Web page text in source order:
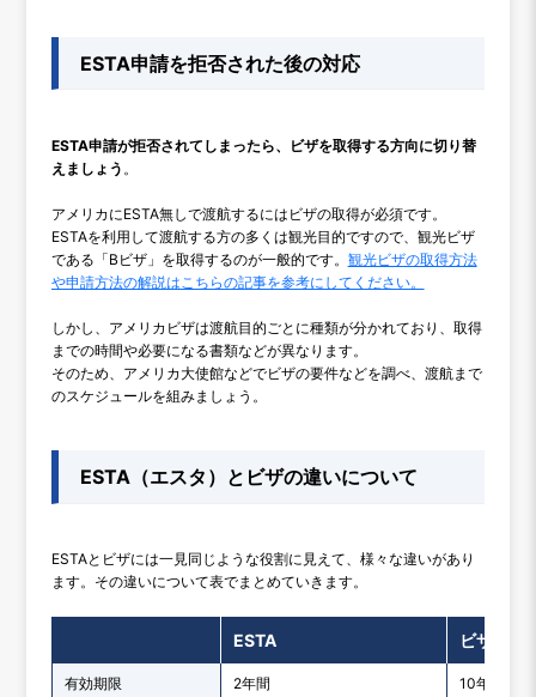
ESTA申請を拒否された後の対応
ESTA申請が拒否されてしまったら、ビザを取得する方向に切り替
えましょう 。
アメリカにESTA無しで渡航するにはビザの取得が必須です。
ESTAを利用して渡航する方の多くは観光目的ですので、観光ビザ
である「Bビザ」を取得するのが一般的です。 観光ビザの取得方法
や申請方法の解説はこちらの記事を参考にしてください。
しかし、アメリカビザは渡航目的ごとに種類が分かれており、取得
までの時間や必要になる書類などが異なります。
そのため、アメリカ大使館などでビザの要件などを調べ、渡航まで
のスケジュールを組みましょう。
ESTA（エスタ）とビザの違いについて
ESTAとビザには一見同じような役割に見えて、様々な違いがあり
ます。その違いについて表でまとめていきます。
ESTA ビザ
有効期限 2年間 10年